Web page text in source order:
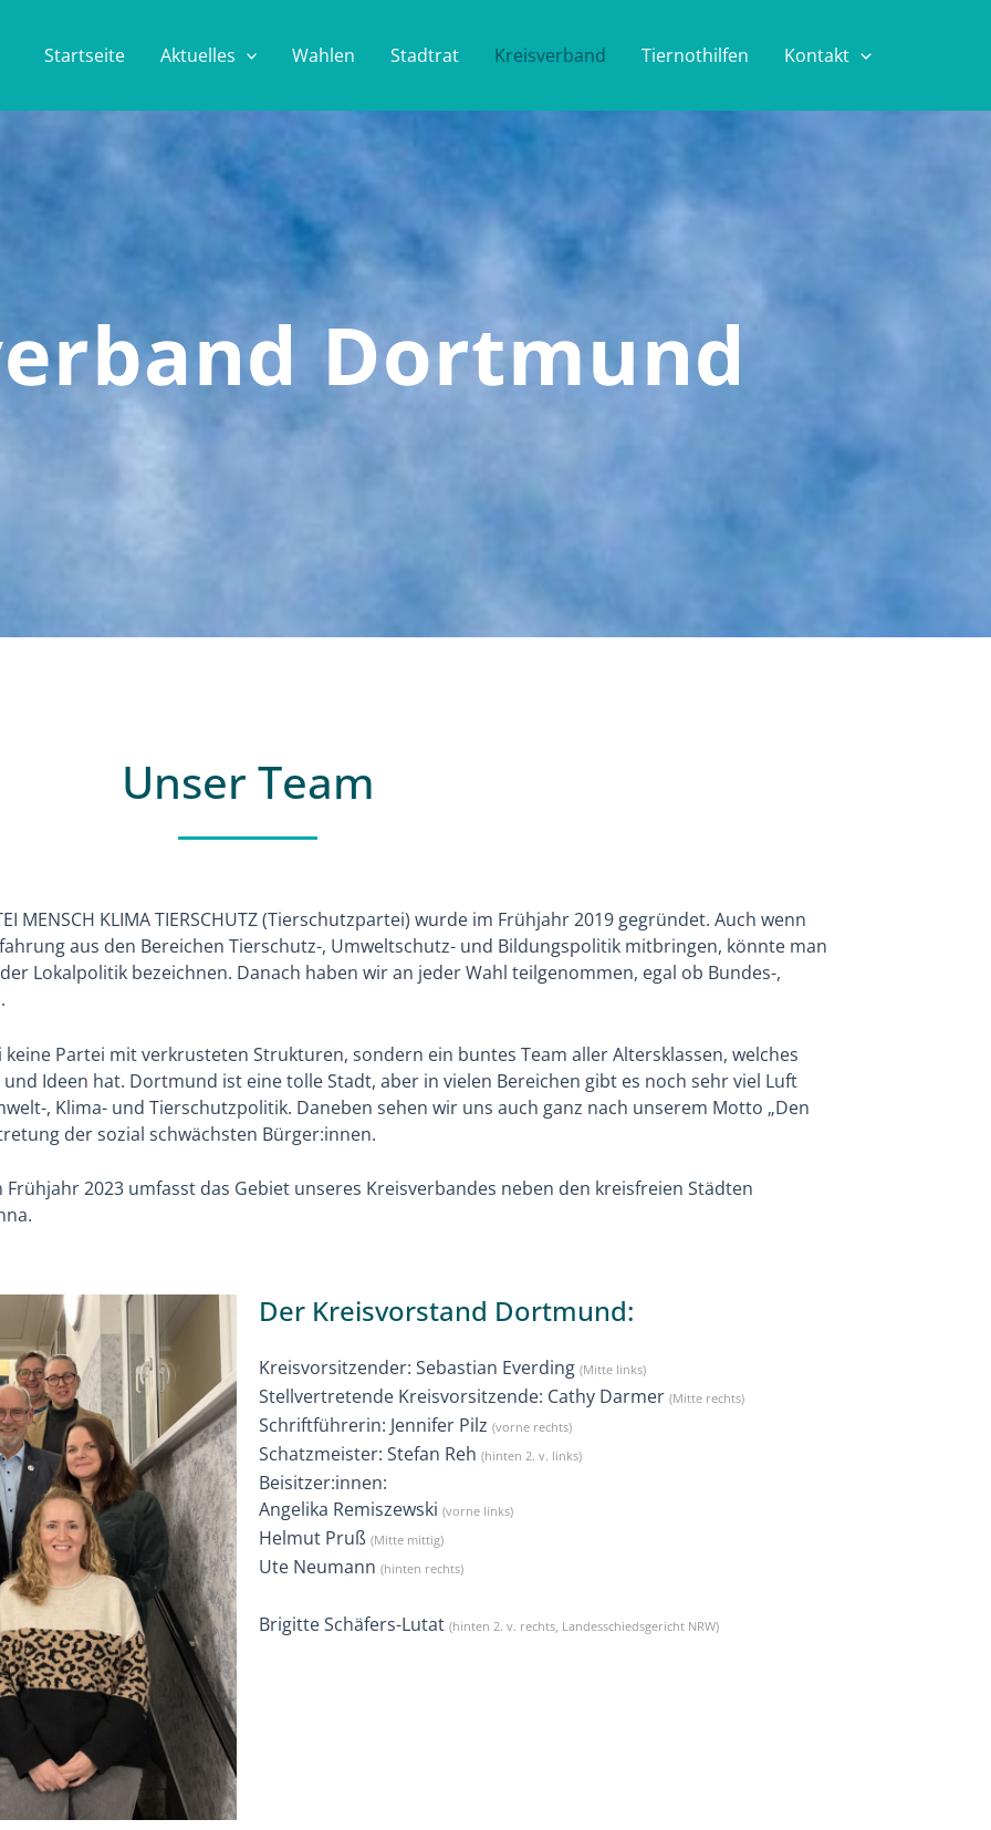
Startseite Aktuelles Wahlen Stadtrat Kreisverband Tiernothilfen Kontakt
Dortmund
Unser Team
MENSCH KLIMA TIERSCHUTZ (Tierschutzpartei) wurde im Frühjahr 2019 gegründet. Auch wenn
aus den Bereichen Tierschutz-, Umweltschutz- und Bildungspolitik mitbringen, könnte man
Lokalpolitik bezeichnen. Danach haben wir an jeder Wahl teilgenommen, egal ob Bundes-,
Partei mit verkrusteten Strukturen, sondern ein buntes Team aller Altersklassen, welches
Ideen hat. Dortmund ist eine tolle Stadt, aber in vielen Bereichen gibt es noch sehr viel Luft
, Klima- und Tierschutzpolitik. Daneben sehen wir uns auch ganz nach unserem Motto „Den
der sozial schwächsten Bürger:innen.
2023 umfasst das Gebiet unseres Kreisverbandes neben den kreisfreien Städten
Der Kreisvorstand Dortmund:
Kreisvorsitzender: Sebastian Everding(Mitte links)
Stellvertretende Kreisvorsitzende: Cathy Darmer(Mitte rechts)
Schriftführerin: Jennifer Pilz(vorne rechts)
Schatzmeister: Stefan Reh(hinten 2. v. links)
Beisitzer:innen:
Angelika Remiszewski(vorne links)
Helmut Pruß(Mitte mittig)
Ute Neumann(hinten rechts)
Brigitte Schäfers-Lutat(hinten 2. v. rechts, Landesschiedsgericht NRW)